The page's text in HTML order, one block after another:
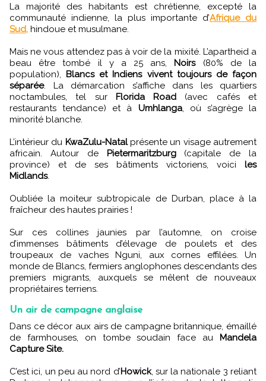
La majorité des habitants est chrétienne, excepté la
communauté indienne, la plus importante d’Afrique du
Sud, hindoue et musulmane.
Mais ne vous attendez pas à voir de la mixité. L’apartheid a
beau être tombé il y a 25 ans, Noirs(80% de la
population), Blancs et Indiens vivent toujours de façon
séparée. La démarcation s’affiche dans les quartiers
noctambules, tel sur Florida Road (avec cafés et
restaurants tendance) et à Umhlanga, où s’agrège la
minorité blanche.
L’intérieur du KwaZulu-Natalprésente un visage autrement
africain. Autour de Pietermaritzburg(capitale de la
province) et de ses bâtiments victoriens, voici les
Midlands.
Oubliée la moiteur subtropicale de Durban, place à la
fraîcheur des hautes prairies !
Sur ces collines jaunies par l’automne, on croise
d’immenses bâtiments d’élevage de poulets et des
troupeaux de vaches Nguni, aux cornes effilées. Un
monde de Blancs, fermiers anglophones descendants des
premiers migrants, auxquels se mêlent de nouveaux
propriétaires terriens.
Un air de campagne anglaise
Dans ce décor aux airs de campagne britannique, émaillé
de farmhouses, on tombe soudain face au Mandela
Capture Site.
C’est ici, un peu au nord d’Howick, sur la nationale 3 reliant